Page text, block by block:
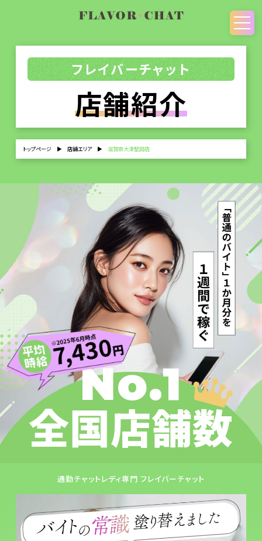
フレイバーチャット
店舗紹介
トップページ▶ 店舗エリア▶ 滋賀県大津堅田店
No.1
全国店舗数
通勤チャットレディ専門 フレイバーチャット